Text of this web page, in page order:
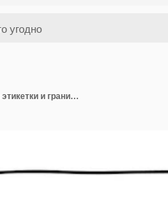
Иконки каракулей журнала пуль, нарисованные вручную этикетки и границы для молочных продуктов